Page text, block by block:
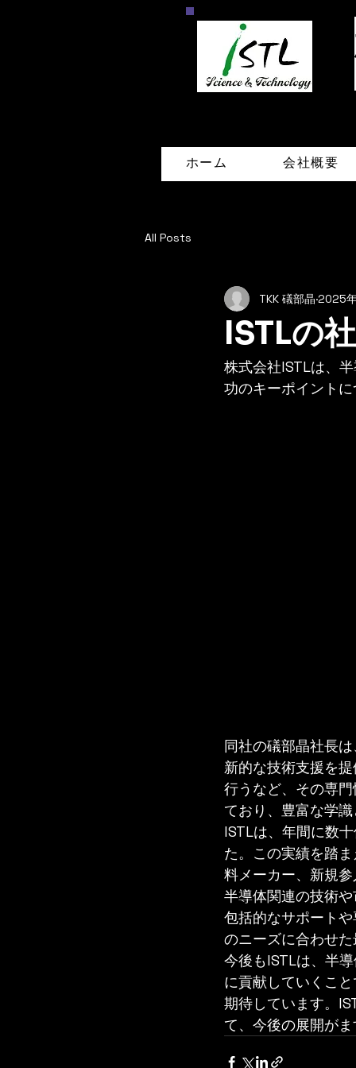
ホーム 会社概要
All Posts
ISTLの
TKK 礒部晶 2025
株式会社ISTLは、
功のキーポイント
同社の礒部晶社長
新的な技術支援を
行うなど、その専
ており、豊富な学
ISTLは、年間に数
た。この実績を踏
料メーカー、新規
半導体関連の技術
包括的なサポート
のニーズに合わせ
今後もISTLは、半
に貢献していくこ
期待しています。
て、今後の展開が